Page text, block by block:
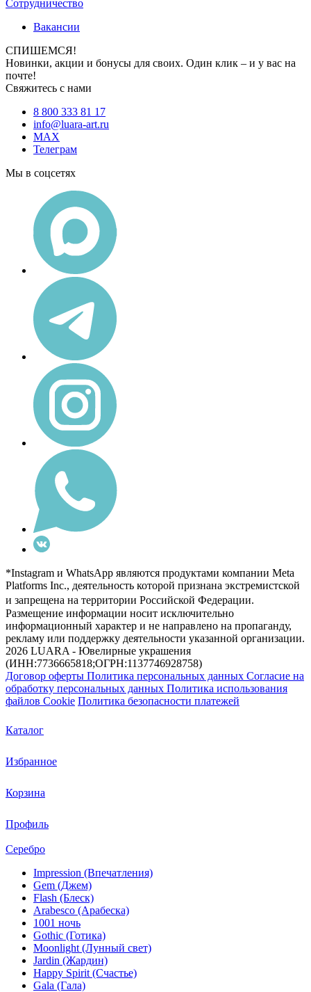
Сотрудничество
Вакансии
СПИШЕМСЯ!
Новинки, акции и бонусы для своих. Один клик – и у вас на
почте!
Свяжитесь с нами
8 800 333 81 17
info@luara-art.ru
MAX
Телеграм
Мы в соцсетях
*Instagram и WhatsApp являются продуктами компании Meta
Platforms Inc., деятельность которой признана экстремистской
и запрещена на территории Российской Федерации.
Размещение информации носит исключительно
информационный характер и не направлено на пропаганду,
рекламу или поддержку деятельности указанной организации.
2026 LUARA - Ювелирные украшения
(ИНН:7736665818;ОГРН:1137746928758)
Договор оферты Политика персональных данных Согласие на
обработку персональных данных Политика использования
файлов Cookie Политика безопасности платежей
Каталог
Избранное
Корзина
Профиль
Серебро
Impression (Впечатления)
Gem (Джем)
Flash (Блеск)
Arabesco (Арабеска)
1001 ночь
Gothic (Готика)
Moonlight (Лунный свет)
Jardin (Жардин)
Happy Spirit (Счастье)
Gala (Гала)